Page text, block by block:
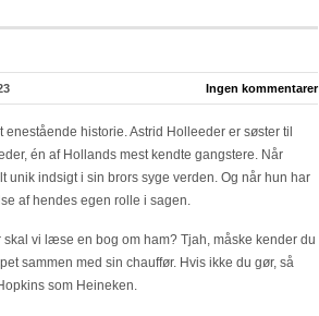
Ingen kommentarer
enestående historie. Astrid Holleeder er søster til
én af Hollands mest kendte gangstere. Når
unik indsigt i sin brors syge verden. Og når hun har
af hendes egen rolle i sagen.
vi læse en bog om ham? Tjah, måske kender du
sammen med sin chauffør. Hvis ikke du gør, så
som Heineken.